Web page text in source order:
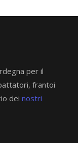
per il
frantoi
dei nostri